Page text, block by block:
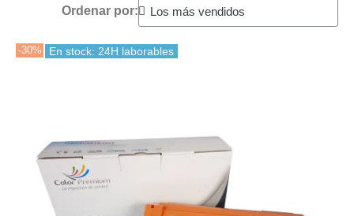
Ordenar por:
-30% En stock: 24H laborables